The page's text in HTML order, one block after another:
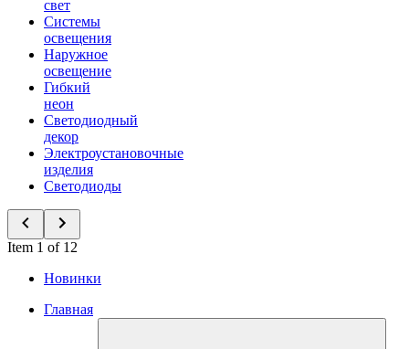
свет
Системы
освещения
Наружное
освещение
Гибкий
неон
Светодиодный
декор
Электроустановочные
изделия
Светодиоды
Item 1 of 12
Новинки
Главная